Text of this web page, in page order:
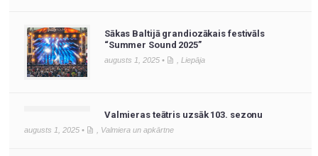
Sākas Baltijā grandiozākais festivāls
“Summer Sound 2025”
augusts 1, 2025 • Liepāja
Valmieras teātris uzsāk 103. sezonu
augusts 1, 2025 • Valmiera un apkārtne